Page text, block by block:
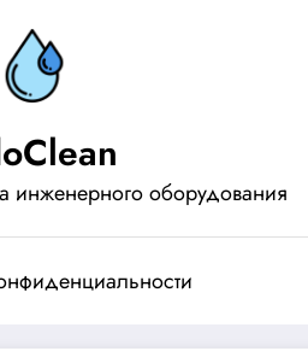
инженерного оборудования